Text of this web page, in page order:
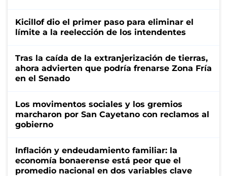
Kicillof dio el primer paso para eliminar el
límite a la reelección de los intendentes
Tras la caída de la extranjerización de tierras,
ahora advierten que podría frenarse Zona Fría
en el Senado
Los movimentos sociales y los gremios
marcharon por San Cayetano con reclamos al
gobierno
Inflación y endeudamiento familiar: la
economía bonaerense está peor que el
promedio nacional en dos variables clave